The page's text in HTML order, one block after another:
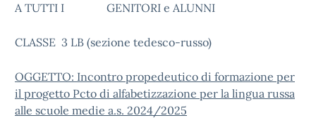
A TUTTI I GENITORI e ALUNNI
CLASSE 3 LB (sezione tedesco-russo)
OGGETTO: Incontro propedeutico di formazione per
il progetto Pcto di alfabetizzazione per la lingua russa
alle scuole medie a.s. 2024/2025